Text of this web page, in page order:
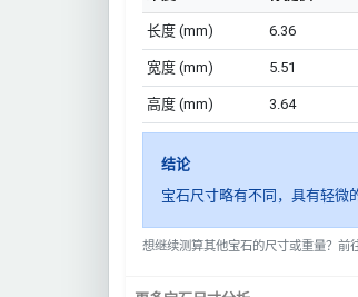
长度 (mm) 6.36
宽度 (mm) 5.51
高度 (mm) 3.64
结论
宝石尺寸略有不同，具有轻微
想继续测算其他宝石的尺寸或重量？前